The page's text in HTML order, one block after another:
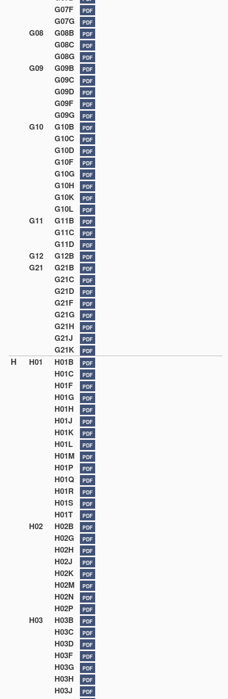
G07F PDF
G07G PDF
G08 G08B PDF
G08C PDF
G08G PDF
G09 G09B PDF
G09C PDF
G09D PDF
G09F PDF
G09G PDF
G10 G10B PDF
G10C PDF
G10D PDF
G10F PDF
G10G PDF
G10H PDF
G10K PDF
G10L PDF
G11 G11B PDF
G11C PDF
G11D PDF
G12 G12B PDF
G21 G21B PDF
G21C PDF
G21D PDF
G21F PDF
G21G PDF
G21H PDF
G21J PDF
G21K PDF
H H01 H01B PDF
H01C PDF
H01F PDF
H01G PDF
H01H PDF
H01J PDF
H01K PDF
H01L PDF
H01M PDF
H01P PDF
H01Q PDF
H01R PDF
H01S PDF
H01T PDF
H02 H02B PDF
H02G PDF
H02H PDF
H02J PDF
H02K PDF
H02M PDF
H02N PDF
H02P PDF
H03 H03B PDF
H03C PDF
H03D PDF
H03F PDF
H03G PDF
H03H PDF
H03J PDF